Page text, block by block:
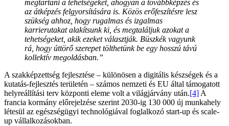
megtartani a tehetségeket, ahogyan a továbbképzés és
az átképzés felgyorsítására is. Közös erőfeszítésre lesz
szükség ahhoz, hogy rugalmas és izgalmas
karrierutakat alakítsunk ki, és megtaláljuk azokat a
tehetségeket, akik ezeket választják. Büszkék vagyunk
rá, hogy úttörő szerepet tölthetünk be egy hosszú távú
kollektív megoldásban.”
A szakképzettség fejlesztése – különösen a digitális készségek és a
kutatás-fejlesztés területén – számos nemzeti és EU által támogatott
helyreállítási terv központi eleme volt a világjárvány után.[4] A
francia kormány előrejelzése szerint 2030-ig 130 000 új munkahely
létesül az egészségügyi technológiával foglalkozó start-up és scale-
up vállalkozásokban.